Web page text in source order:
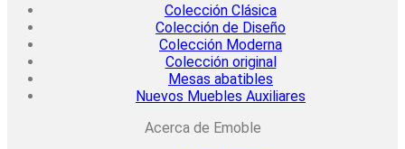
Colección Clásica
Colección de Diseño
Colección Moderna
Colección original
Mesas abatibles
Nuevos Muebles Auxiliares
Acerca de Emoble